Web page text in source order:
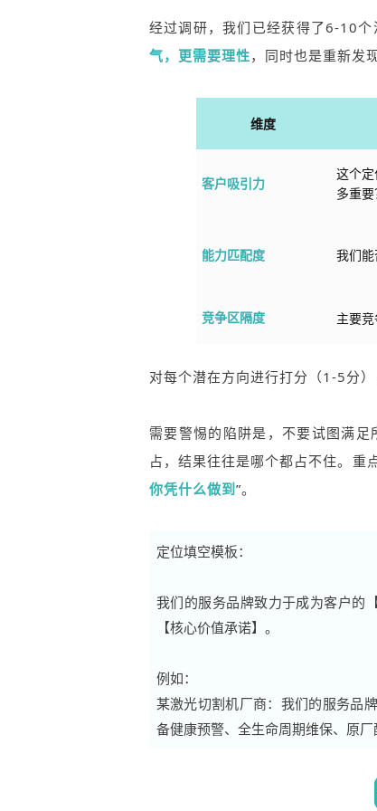
经过调研，我们已经获得了6-10个
气，更需要理性，同时也是重新发
维度
客户吸引力
这个
多重要
能力匹配度 我们能
竞争区隔度 主要
对每个潜在方向进行打分（1-5分
需要警惕的陷阱是，不要试图满足
占，结果往往是哪个都占不住。重
你凭什么做到”。
定位填空模板：
我们的服务品牌致力于成为客户的
【核心价值承诺】。
例如：
某激光切割机厂商：我们的服务品
备健康预警、全生命周期维保、原